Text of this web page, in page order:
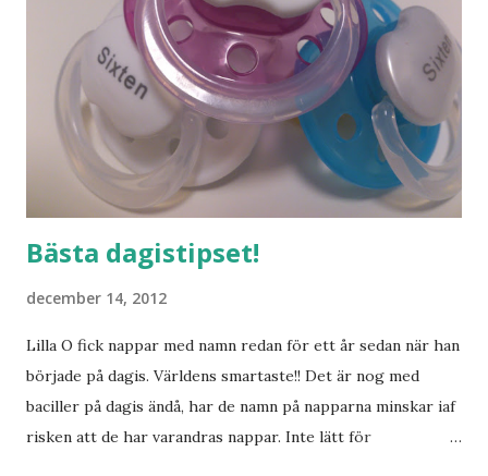
Bästa dagistipset!
december 14, 2012
Lilla O fick nappar med namn redan för ett år sedan när han
började på dagis. Världens smartaste!! Det är nog med
baciller på dagis ändå, har de namn på napparna minskar iaf
risken att de har varandras nappar. Inte lätt för